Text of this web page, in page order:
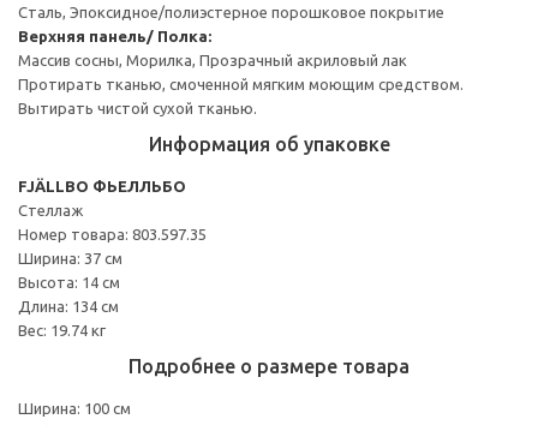
Сталь, Эпоксидное/полиэстерное порошковое покрытие
Верхняя панель/ Полка:
Массив сосны, Морилка, Прозрачный акриловый лак
Протирать тканью, смоченной мягким моющим средством.
Вытирать чистой сухой тканью.
Информация об упаковке
FJÄLLBO ФЬЕЛЛЬБО
Стеллаж
Номер товара: 803.597.35
Ширина: 37 см
Высота: 14 см
Длина: 134 см
Вес: 19.74 кг
Подробнее о размере товара
Ширина: 100 см